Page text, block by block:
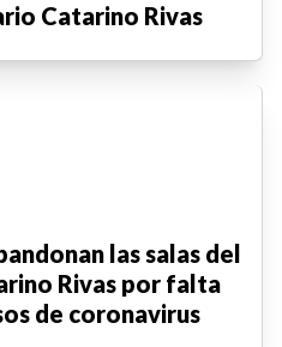
Catarino Rivas
las salas del
Rivas por falta
de coronavirus